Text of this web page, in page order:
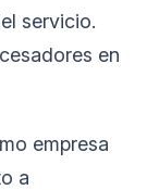
servicio.
en
empresa
a